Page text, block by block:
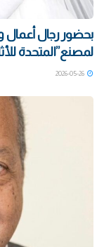
بحضور رجال أعمال
لمصنع”المتحدة